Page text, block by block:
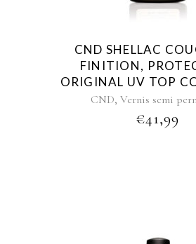
CND SHELLAC
FINITION,
ORIGINAL UV TOP
CND, Vernis semi
€41,99